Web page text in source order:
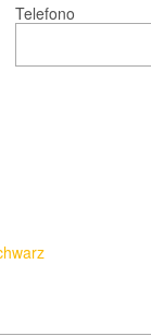
Telefono